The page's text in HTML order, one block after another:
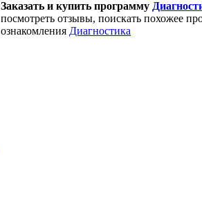
Заказать и купить программу
посмотреть отзывы, поискать похожее
ознакомления Диагностика